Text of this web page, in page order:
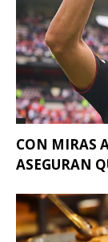
CON MIRAS
ASEGURAN